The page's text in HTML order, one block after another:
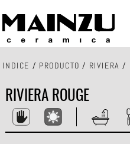
INDICE / PRODUCTO / RIVIERA /
RIVIERA ROUGE